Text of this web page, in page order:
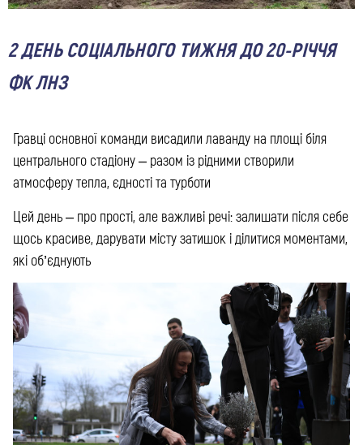
2 ДЕНЬ СОЦІАЛЬНОГО ТИЖНЯ ДО 20-РІЧЧЯ
ФК ЛНЗ
Гравці основної команди висадили лаванду на площі біля
центрального стадіону – разом із рідними створили
атмосферу тепла, єдності та турботи
Цей день – про прості, але важливі речі: залишати після себе
щось красиве, дарувати місту затишок і ділитися моментами,
які об’єднують